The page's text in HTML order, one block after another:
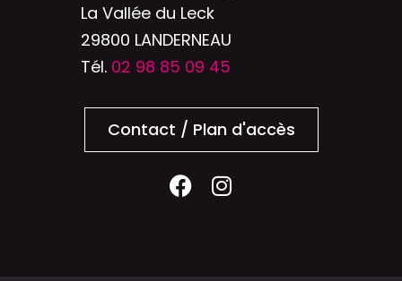
La Vallée du Leck
29800 LANDERNEAU
Tél. 02 98 85 09 45
Contact / Plan d'accès